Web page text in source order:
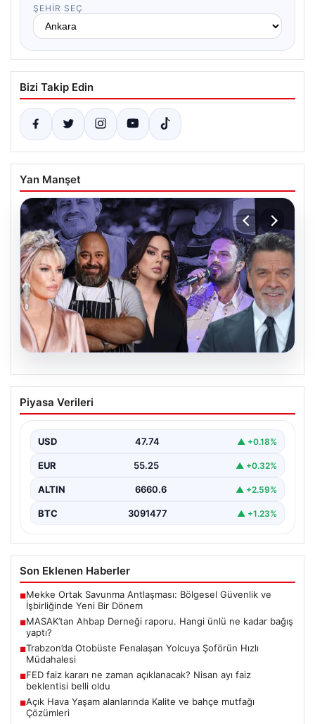
ŞEHIR SEÇ
Bizi Takip Edin
Yan Manşet
06.08.2026
MASAK’tan Ahbap Derneği raporu.
Hangi ünlü ne kadar bağış yaptı?
Bağışları ve Paranın Akibeti", "content": "Son dönemde
kamuoyunun…
Piyasa Verileri
USD 47.74 ▲ +0.18%
EUR 55.25 ▲ +0.32%
ALTIN 6660.6 ▲ +2.59%
BTC 3091477 ▲ +1.23%
Son Eklenen Haberler
■Mekke Ortak Savunma Antlaşması: Bölgesel Güvenlik ve
İşbirliğinde Yeni Bir Dönem
■MASAK’tan Ahbap Derneği raporu. Hangi ünlü ne kadar bağış
yaptı?
■Trabzon’da Otobüste Fenalaşan Yolcuya Şoförün Hızlı
Müdahalesi
■FED faiz kararı ne zaman açıklanacak? Nisan ayı faiz
beklentisi belli oldu
■Açık Hava Yaşam alanlarında Kalite ve bahçe mutfağı
Çözümleri